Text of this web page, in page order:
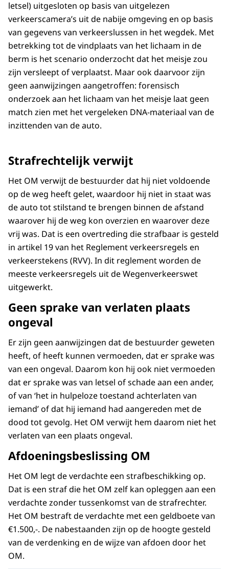
letsel) uitgesloten op basis van uitgelezen
verkeerscamera’s uit de nabije omgeving en op basis
van gegevens van verkeerslussen in het wegdek. Met
betrekking tot de vindplaats van het lichaam in de
berm is het scenario onderzocht dat het meisje zou
zijn versleept of verplaatst. Maar ook daarvoor zijn
geen aanwijzingen aangetroffen: forensisch
onderzoek aan het lichaam van het meisje laat geen
match zien met het vergeleken DNA-materiaal van de
inzittenden van de auto.
Strafrechtelijk verwijt
Het OM verwijt de bestuurder dat hij niet voldoende
op de weg heeft gelet, waardoor hij niet in staat was
de auto tot stilstand te brengen binnen de afstand
waarover hij de weg kon overzien en waarover deze
vrij was. Dat is een overtreding die strafbaar is gesteld
in artikel 19 van het Reglement verkeersregels en
verkeerstekens (RVV). In dit reglement worden de
meeste verkeersregels uit de Wegenverkeerswet
uitgewerkt.
Geen sprake van verlaten plaats
ongeval
Er zijn geen aanwijzingen dat de bestuurder geweten
heeft, of heeft kunnen vermoeden, dat er sprake was
van een ongeval. Daarom kon hij ook niet vermoeden
dat er sprake was van letsel of schade aan een ander,
of van ‘het in hulpeloze toestand achterlaten van
iemand’ of dat hij iemand had aangereden met de
dood tot gevolg. Het OM verwijt hem daarom niet het
verlaten van een plaats ongeval.
Afdoeningsbeslissing OM
Het OM legt de verdachte een strafbeschikking op.
Dat is een straf die het OM zelf kan opleggen aan een
verdachte zonder tussenkomst van de strafrechter.
Het OM bestraft de verdachte met een geldboete van
€1.500,-. De nabestaanden zijn op de hoogte gesteld
van de verdenking en de wijze van afdoen door het
OM.